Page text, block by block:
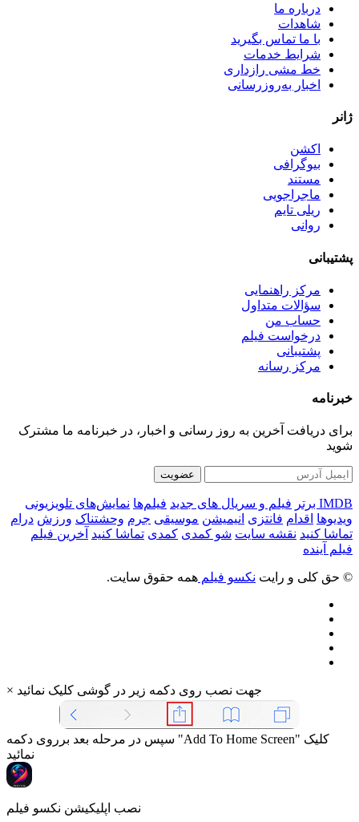
درباره ما
شاهدات
با ما تماس بگیرید
شرایط خدمات
خط مشی رازداری
اخبار به‌روزرسانی
ژانر
اکشن
بیوگرافی
مستند
ماجراجویی
ریلی تایم
روانی
پشتیبانی
مرکز راهنمایی
سؤالات متداول
حساب من
درخواست فیلم
پشتیبانی
مرکز رسانه
خبرنامه
برای دریافت آخرین به روز رسانی و اخبار، در خبرنامه ما مشترک
شوید
عضویت
IMDB برتر فیلم و سریال های جدید فیلم‌ها نمایش‌های تلویزیونی
ویدیوها اقدام فانتزی انیمیشن موسیقی جرم وحشتناک ورزش درام
تماشا کنید نقشه سایت شو کمدی کمدی تماشا کنید آخرین فیلم
فیلم آینده
© حق کلی و رایت نکسو فیلم همه حقوق سایت.
× جهت نصب روی دکمه زیر در گوشی کلیک نمائید
سپس در مرحله بعد برروی دکمه "Add To Home Screen" کلیک
نمائید
نصب اپلیکیشن نکسو فیلم